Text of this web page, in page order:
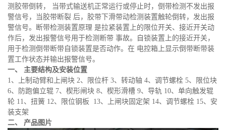
测胶带倒转， 当带式输送机正常运行或停止时，倒带检测不发出报
警信号，当胶带断裂 后，胶带下滑带动检测装置触轮倒转，发出报
警信号。断带检测装置原理 是拉紧装置上的限位开关、接近开关动
作后，发出报警信号用于检测断带 事故。自锁装置上的接近开关，
用于检测倒带断带自锁装置是否动作。在 电控箱上显示倒带断带装
置工作状态并输出报警信号。
一、 主要结构及安装位置
1、上制动臂和上闸块 2、限位杆 3、转动轴 4、调节螺栓 5、限位块
6、防跑偏立辊 7、楔形闸块 8、楔形滑槽 9、导轨 10、单向触发辊
轮 11、扭簧 12、限位钢板 13、上闸块固定架 14、调节螺栓 15、安
装支架
二、 产品图片